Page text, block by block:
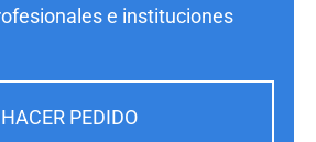
e instituciones
HACER PEDIDO